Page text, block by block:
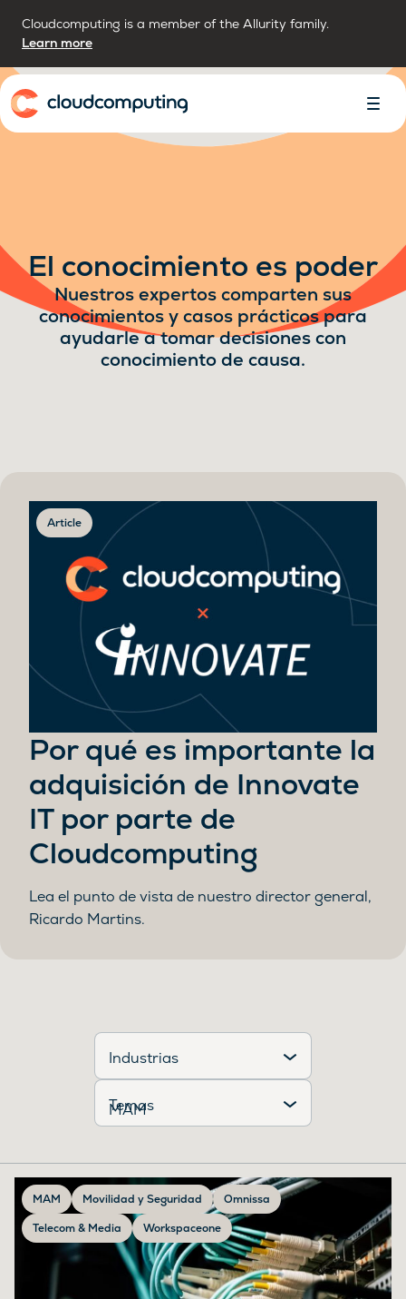
Cloudcomputing is a member of the Allurity family.
Learn more
Inicio
Menú
El conocimiento es poder
Nuestros expertos comparten sus
conocimientos y casos prácticos para
ayudarle a tomar decisiones con
conocimiento de causa.
Article
Por qué es importante la
adquisición de Innovate
IT por parte de
Cloudcomputing
Lea el punto de vista de nuestro director general,
Ricardo Martins.
Industrias
Temas
MAM Movilidad y Seguridad
Omnissa
Telecom & Media
Workspaceone